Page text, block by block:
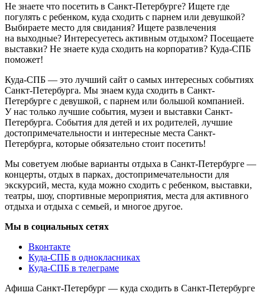
Не знаете что посетить в Санкт-Петербурге? Ищете где
погулять с ребенком, куда сходить с парнем или девушкой?
Выбираете место для свидания? Ищете развлечения
на выходные? Интересуетесь активным отдыхом? Посещаете
выставки? Не знаете куда сходить на корпоратив? Куда-СПБ
поможет!
Куда-СПБ — это лучший сайт о самых интересных событиях
Санкт-Петербурга. Мы знаем куда сходить в Санкт-
Петербурге с девушкой, с парнем или большой компанией.
У нас только лучшие события, музеи и выставки Санкт-
Петербурга. События для детей и их родителей, лучшие
достопримечательности и интересные места Санкт-
Петербурга, которые обязательно стоит посетить!
Мы советуем любые варианты отдыха в Санкт-Петербурге —
концерты, отдых в парках, достопримечательности для
экскурсий, места, куда можно сходить с ребенком, выставки,
театры, шоу, спортивные мероприятия, места для активного
отдыха и отдыха с семьей, и многое другое.
Мы в социальных сетях
Вконтакте
Куда-СПБ в однокласниках
Куда-СПБ в телеграме
Афиша Санкт-Петербург — куда сходить в Санкт-Петербурге